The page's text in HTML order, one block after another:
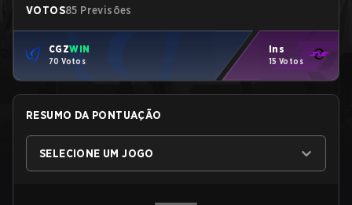
VOTOS85 Previsões
CGZWIN
70 Votos
Ins
15 Votos
RESUMO DA PONTUAÇÃO
SELECIONE UM JOGO